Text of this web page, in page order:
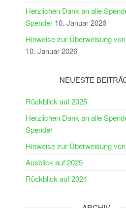
Herzlichen Dank an alle
Spender 10. Januar 2026
Hinweise zur Überweisung
10. Januar 2026
NEUESTE
Rückblick auf 2025
Herzlichen Dank an alle
Spender
Hinweise zur Überweisung
Ausblick auf 2025
Rückblick auf 2024